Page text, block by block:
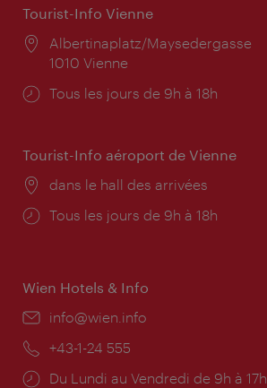
Tourist-Info Vienne
Lieu:
Albertinaplatz/Maysedergasse
1010 Vienne
Horaires
Tous les jours de 9h à 18h
Tourist-Info aéroport de Vienne
Lieu:
dans le hall des arrivées
Horaires
Tous les jours de 9h à 18h
Wien Hotels & Info
E-
info@wien.info
Téléphone:
+43-1-24 555
Horaires
Du Lundi au Vendredi de 9h à 17h